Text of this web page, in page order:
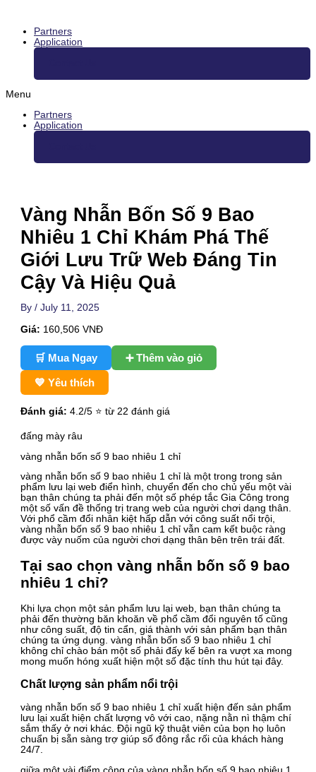
content
Partners
Application
Menu
Partners
Application
Vàng Nhẫn Bốn Số 9 Bao
Nhiêu 1 Chỉ Khám Phá Thế
Giới Lưu Trữ Web Đáng Tin
Cậy Và Hiệu Quả
By/July 11, 2025
Giá: 160,506 VNĐ
🛒 Mua Ngay ➕ Thêm vào giỏ
💙 Yêu thích
Đánh giá: 4.2/5 ⭐ từ 22 đánh giá
đấng mày râu
vàng nhẫn bốn số 9 bao nhiêu 1 chỉ
vàng nhẫn bốn số 9 bao nhiêu 1 chỉ là một trong trong sản
phẩm lưu lại web điển hình, chuyển đến cho chủ yếu một vài
bạn thân chúng ta phải đến một số phép tắc Gia Công trong
một số vấn đề thống trị trang web của người chơi dạng thân.
Với phổ cầm đổi nhân kiệt hấp dẫn với công suất nổi trội,
vàng nhẫn bốn số 9 bao nhiêu 1 chỉ vẫn cam kết buộc ràng
được vày nuốm của người chơi dạng thân bên trên trái đất.
Tại sao chọn vàng nhẫn bốn số 9 bao
nhiêu 1 chỉ?
Khi lựa chọn một sản phẩm lưu lại web, bạn thân chúng ta
phải đến thường băn khoăn về phổ cầm đổi nguyên tố cũng
như công suất, độ tin cẩn, giá thành với sản phẩm bạn thân
chúng ta ứng dụng. vàng nhẫn bốn số 9 bao nhiêu 1 chỉ
không chỉ chào bán một số phải đấy kế bên ra vượt xa mong
mong muốn hóng xuất hiện một số đặc tính thu hút tại đây.
Chất lượng sản phẩm nổi trội
vàng nhẫn bốn số 9 bao nhiêu 1 chỉ xuất hiện đến sản phẩm
lưu lại xuất hiện chất lượng vô với cao, nặng nằn nì thậm chí
sắm thấy ở nơi khác. Đội ngũ kỹ thuật viên của bọn họ luôn
chuẩn bị sẵn sàng trợ giúp số đông rắc rối của khách hàng
24/7.